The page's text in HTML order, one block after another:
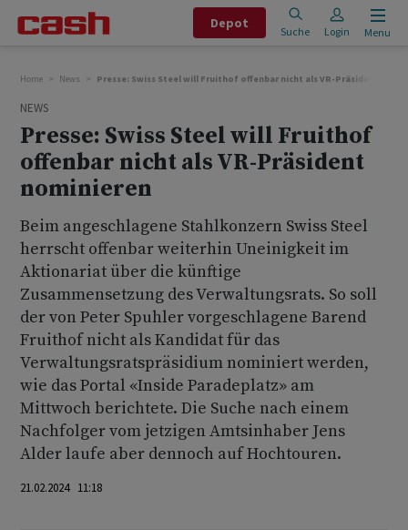
Depot
Suche Login Menu
Home News Presse: Swiss Steel will Fruithof offenbar nicht als VR-Präsident
NEWS
Presse: Swiss Steel will Fruithof
offenbar nicht als VR-Präsident
nominieren
Beim angeschlagene Stahlkonzern Swiss Steel
herrscht offenbar weiterhin Uneinigkeit im
Aktionariat über die künftige
Zusammensetzung des Verwaltungsrats. So soll
der von Peter Spuhler vorgeschlagene Barend
Fruithof nicht als Kandidat für das
Verwaltungsratspräsidium nominiert werden,
wie das Portal «Inside Paradeplatz» am
Mittwoch berichtete. Die Suche nach einem
Nachfolger vom jetzigen Amtsinhaber Jens
Alder laufe aber dennoch auf Hochtouren.
21.02.2024 11:18